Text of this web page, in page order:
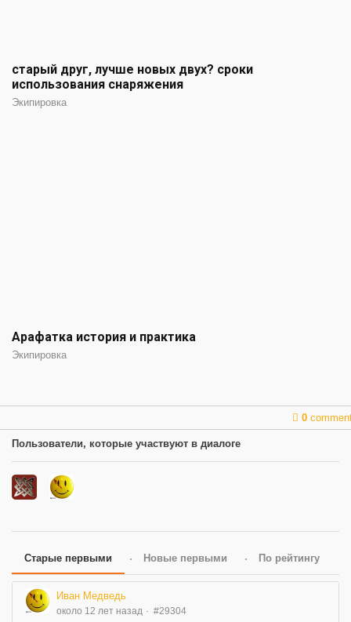
старый друг, лучше новых двух? сроки
использования снаряжения
Экипировка
Арафатка история и практика
Экипировка
0
Пользователи, которые участвуют в диалоге
Старые первыми Новые первыми По рейтингу
Иван Медведь
около 12 лет назад #29304